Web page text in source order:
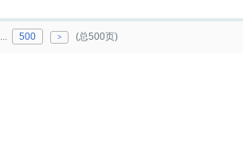
... 500 > (总500页)